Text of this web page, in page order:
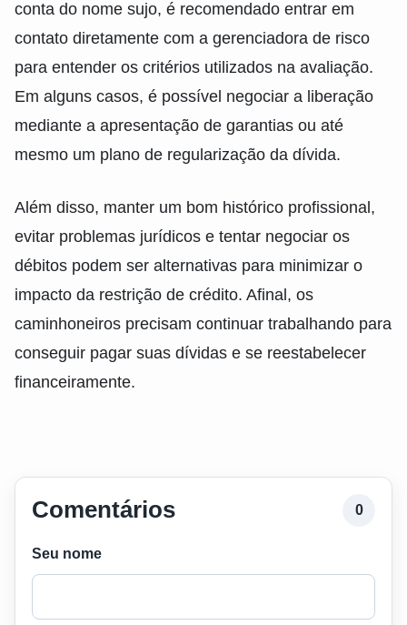
conta do nome sujo, é recomendado entrar em
contato diretamente com a gerenciadora de risco
para entender os critérios utilizados na avaliação.
Em alguns casos, é possível negociar a liberação
mediante a apresentação de garantias ou até
mesmo um plano de regularização da dívida.
Além disso, manter um bom histórico profissional,
evitar problemas jurídicos e tentar negociar os
débitos podem ser alternativas para minimizar o
impacto da restrição de crédito. Afinal, os
caminhoneiros precisam continuar trabalhando para
conseguir pagar suas dívidas e se reestabelecer
financeiramente.
Comentários 0
Seu nome